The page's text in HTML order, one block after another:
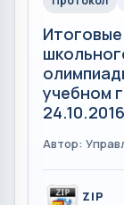
учебном
Автор:
ZIP